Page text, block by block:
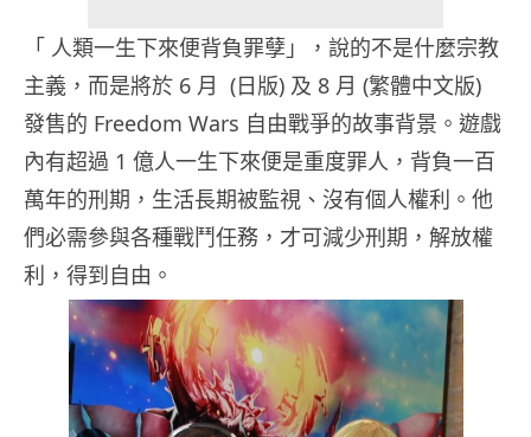
「 人類一生下來便背負罪孽」，說的不是什麼宗教
主義，而是將於 6 月 (日版) 及 8 月 (繁體中文版)
發售的 Freedom Wars 自由戰爭的故事背景。遊戲
內有超過 1 億人一生下來便是重度罪人，背負一百
萬年的刑期，生活長期被監視、沒有個人權利。他
們必需參與各種戰鬥任務，才可減少刑期，解放權
利，得到自由。